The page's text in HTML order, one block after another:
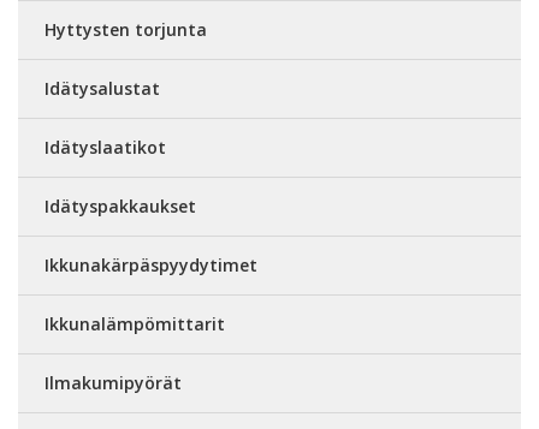
Hyttysten torjunta
Idätysalustat
Idätyslaatikot
Idätyspakkaukset
Ikkunakärpäspyydytimet
Ikkunalämpömittarit
Ilmakumipyörät